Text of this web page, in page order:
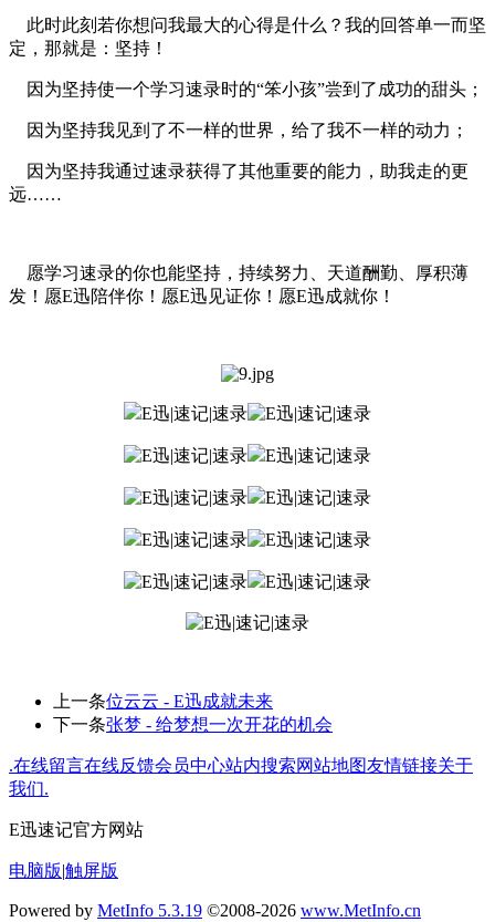
此时此刻若你想问我最大的心得是什么？我的回答单一而坚
定，那就是：坚持！
因为坚持使一个学习速录时的“笨小孩”尝到了成功的甜头；
因为坚持我见到了不一样的世界，给了我不一样的动力；
因为坚持我通过速录获得了其他重要的能力，助我走的更
远……
愿学习速录的你也能坚持，持续努力、天道酬勤、厚积薄
发！愿E迅陪伴你！愿E迅见证你！愿E迅成就你！
上一条位云云 - E迅成就未来
下一条张梦 - 给梦想一次开花的机会
.在线留言在线反馈会员中心站内搜索网站地图友情链接关于
我们.
E迅速记官方网站
电脑版|触屏版
Powered by MetInfo 5.3.19 ©2008-2026 www.MetInfo.cn